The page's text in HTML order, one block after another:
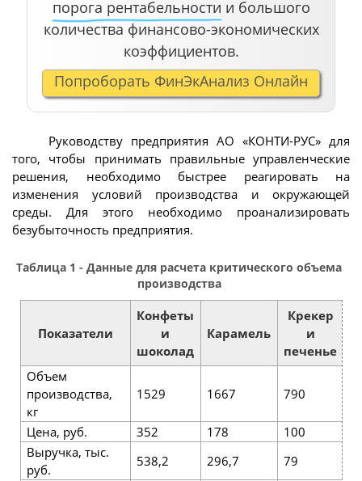
порога рентабельности и большого
количества финансово-экономических
коэффициентов.
Попроборать ФинЭкАнализ Онлайн
Руководству предприятия АО «КОНТИ-РУС» для
того, чтобы принимать правильные управленческие
решения, необходимо быстрее реагировать на
изменения условий производства и окружающей
среды. Для этого необходимо проанализировать
безубыточность предприятия.
Таблица 1 - Данные для расчета критического объема
производства
Показатели
Конфеты
и
шоколад
Карамель
Крекер
и
печенье
Объем
производства,
кг
1529 1667 790
Цена, руб. 352 178 100
Выручка, тыс.
руб.
538,2 296,7 79